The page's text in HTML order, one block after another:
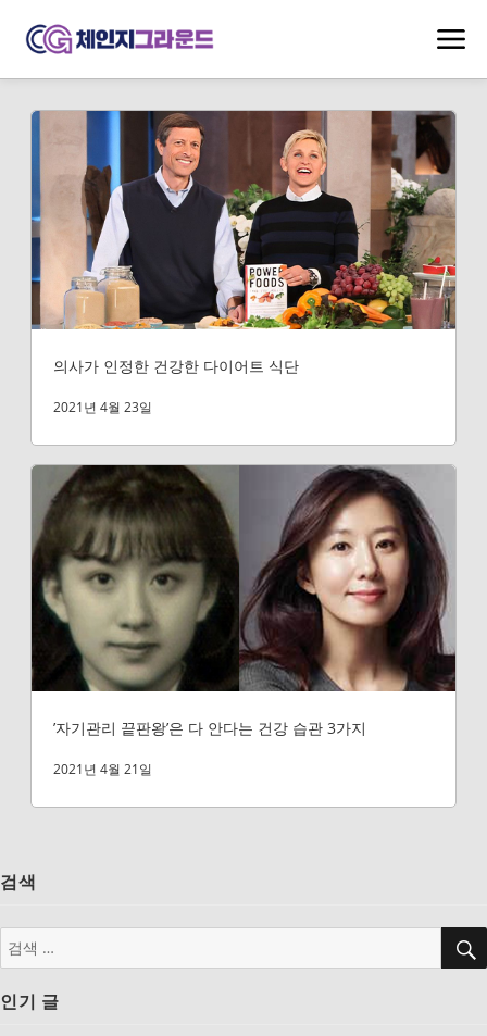
의사가 인정한 건강한 다이어트 식단
2021년 4월 23일
’자기관리 끝판왕’은 다 안다는 건강 습관 3가지
2021년 4월 21일
검색
검
색:
인기 글